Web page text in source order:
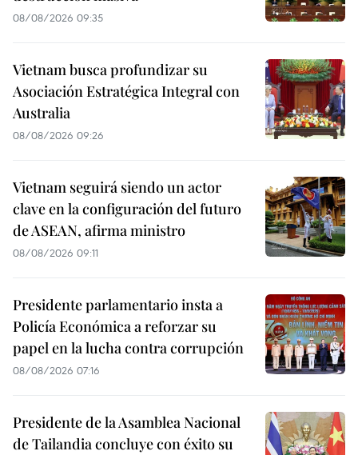
08/08/2026 09:35
Vietnam busca profundizar su
Asociación Estratégica Integral con
Australia
08/08/2026 09:26
Vietnam seguirá siendo un actor
clave en la configuración del futuro
de ASEAN, afirma ministro
08/08/2026 09:11
Presidente parlamentario insta a
Policía Económica a reforzar su
papel en la lucha contra corrupción
08/08/2026 07:16
Presidente de la Asamblea Nacional
de Tailandia concluye con éxito su